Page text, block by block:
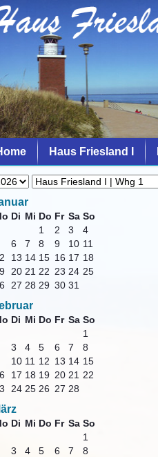
Haus Friesland I
Di Mi Do Fr Sa So
1
2 3
4
6 7 8 9 10 11
13 14 15 16 17 18
20 21 22 23 24 25
27 28 29 30 31
Di Mi Do Fr Sa So
1
3 4 5 6 7
8
10 11 12 13 14 15
17 18 19 20 21 22
24 25 26 27 28
Di Mi Do Fr Sa So
1
3 4 5 6 7
8